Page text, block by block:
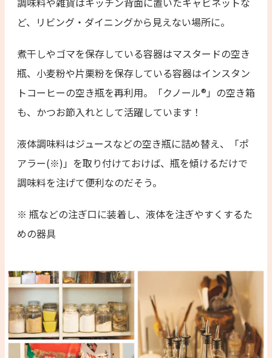
ど、リビング・ダイニングから見えない場所に。
煮干しやゴマを保存している容器はマスタードの空き
瓶、小麦粉や片栗粉を保存している容器はインスタン
トコーヒーの空き瓶を再利用。「クノール®」の空き箱
も、かつお節入れとして活躍しています！
液体調味料はジュースなどの空き瓶に詰め替え、「ポ
アラー(※)」を取り付けておけば、瓶を傾けるだけで
調味料を注げて便利なのだそう。
※ 瓶などの注ぎ口に装着し、液体を注ぎやすくするた
めの器具